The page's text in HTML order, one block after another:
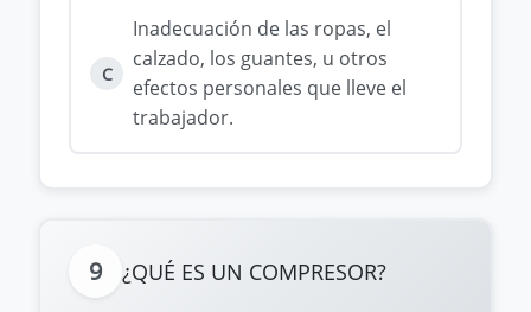
C
Inadecuación de las ropas, el
calzado, los guantes, u otros
efectos personales que lleve el
trabajador.
9 ¿QUÉ ES UN COMPRESOR?